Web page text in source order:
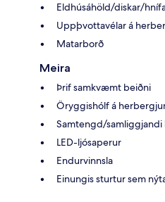
Eldhúsáhöld/diskar/
Uppþvottavélar á
Matarborð
Meira
Þrif samkvæmt beiðni
Öryggishólf á
Samtengd/
LED-ljósaperur
Endurvinnsla
Einungis sturtur sem